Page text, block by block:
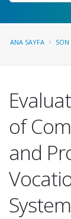
ANA SAYFA SON
of
and